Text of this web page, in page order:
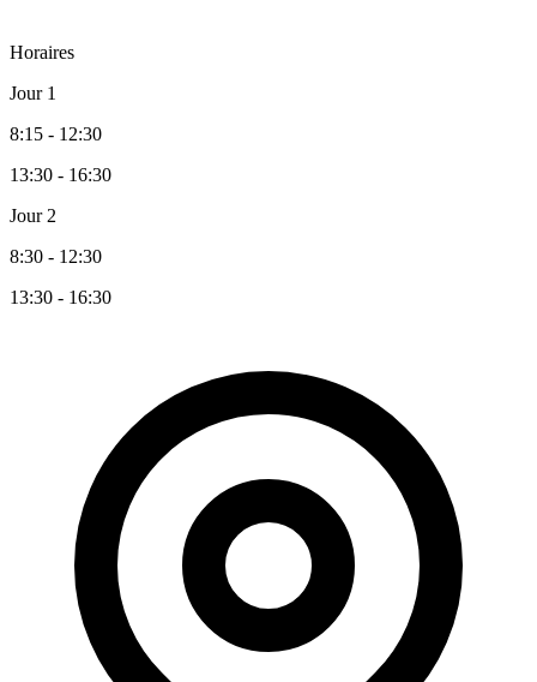
Horaires
Jour 1
8:15 - 12:30
13:30 - 16:30
Jour 2
8:30 - 12:30
13:30 - 16:30